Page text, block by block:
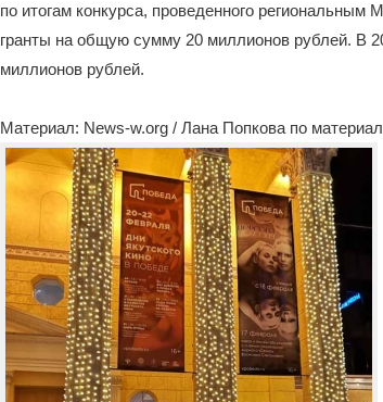
по итогам конкурса, проведенного региональным
гранты на общую сумму 20 миллионов рублей. В
миллионов рублей.
Материал: News-w.org / Лана Попкова по